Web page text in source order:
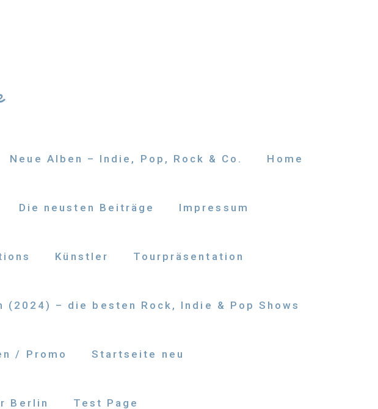
Neue Alben – Indie, Pop, Rock & Co. Home
Die neusten Beiträge Impressum
Künstler Tourpräsentation
(2024) – die besten Rock, Indie & Pop Shows
/ Promo Startseite neu
Berlin Test Page